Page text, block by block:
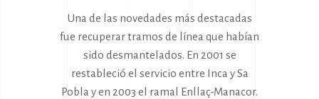
Una de las novedades más destacadas
fue recuperar tramos de línea que habían
sido desmantelados. En 2001 se
restableció el servicio entre Inca y Sa
Pobla y en 2003 el ramal Enllaç-Manacor.